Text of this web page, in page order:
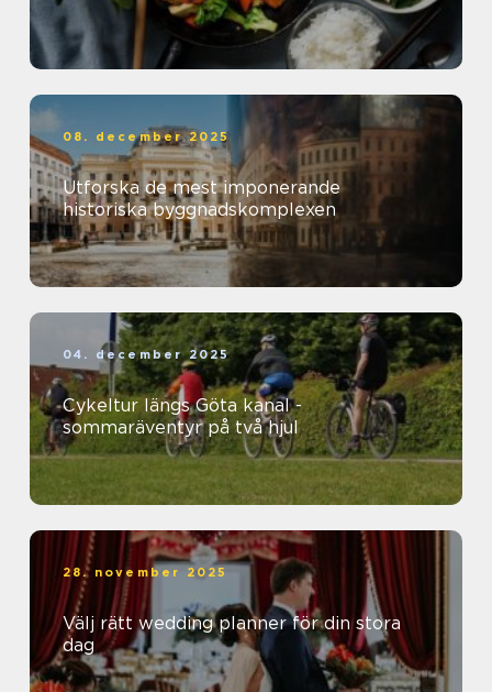
08. december 2025
Utforska de mest imponerande
historiska byggnadskomplexen
04. december 2025
Cykeltur längs Göta kanal -
sommaräventyr på två hjul
28. november 2025
Välj rätt wedding planner för din stora
dag